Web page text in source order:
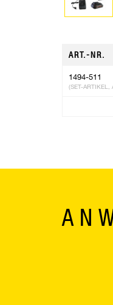
ART.-NR.
1494-511
(SET-ARTIKEL,